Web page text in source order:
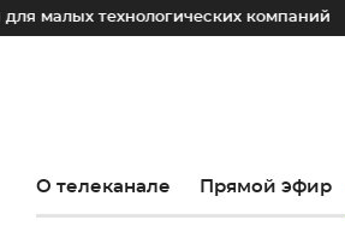
компаний Юрий
О телеканале Прямой эфир